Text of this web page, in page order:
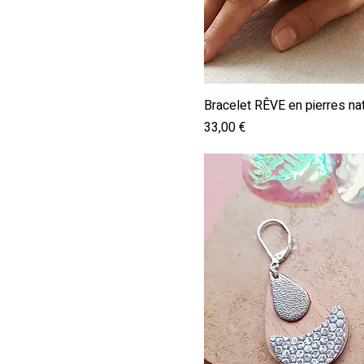
Aperçu
Bracelet RÊVE en pierres
Prix
33,00 €